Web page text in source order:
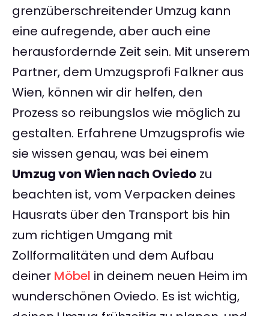
grenzüberschreitender Umzug kann
eine aufregende, aber auch eine
herausfordernde Zeit sein. Mit unserem
Partner, dem Umzugsprofi Falkner aus
Wien, können wir dir helfen, den
Prozess so reibungslos wie möglich zu
gestalten. Erfahrene Umzugsprofis wie
sie wissen genau, was bei einem
Umzug von Wien nach Oviedo zu
beachten ist, vom Verpacken deines
Hausrats über den Transport bis hin
zum richtigen Umgang mit
Zollformalitäten und dem Aufbau
deiner Möbel in deinem neuen Heim im
wunderschönen Oviedo. Es ist wichtig,